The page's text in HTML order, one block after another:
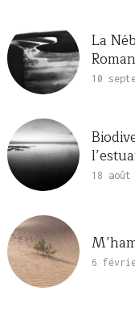
La
Roman
10
18 août
6